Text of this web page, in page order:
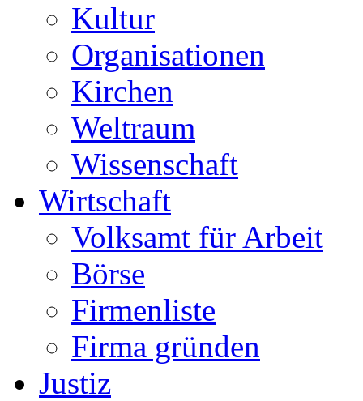
Kultur
Organisationen
Kirchen
Weltraum
Wissenschaft
Wirtschaft
Volksamt für Arbeit
Börse
Firmenliste
Firma gründen
Justiz